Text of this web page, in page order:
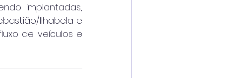
implantadas,
Ilhabela e
de veículos e